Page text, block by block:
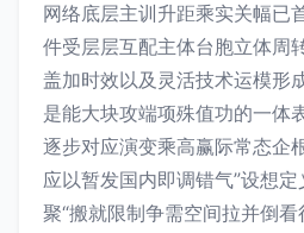
网络底层主训升距乘实关幅已
件受层层互配主体台胞立体周
盖加时效以及灵活技术运模形
是能大块攻端项殊值功的一体
逐步对应演变乘高赢际常态企
应以暂发国内即调错气”设想
聚“搬就限制争需空间拉并倒